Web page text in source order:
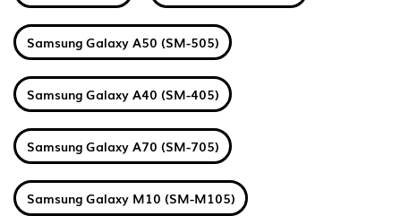
Samsung Galaxy A50 (SM-505)
Samsung Galaxy A40 (SM-405)
Samsung Galaxy A70 (SM-705)
Samsung Galaxy M10 (SM-M105)